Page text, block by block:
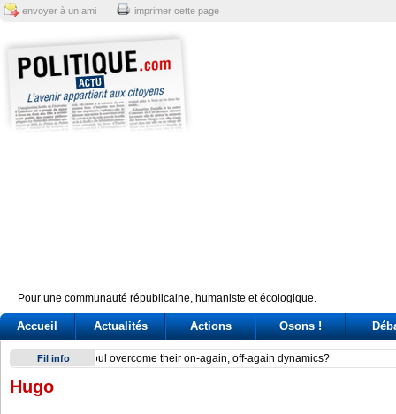
envoyer à un ami imprimer cette page
Pour une communauté républicaine, humaniste et écologique.
Accueil Actualités Actions Osons !
Fil info Delmastro, bagarre sulle chat. La Camera nega l’utilizzo e
Hugo